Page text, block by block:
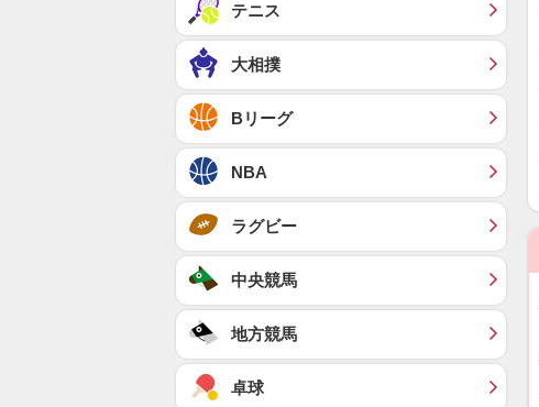
テニス
大相撲
Bリーグ
NBA
ラグビー
中央競馬
地方競馬
卓球